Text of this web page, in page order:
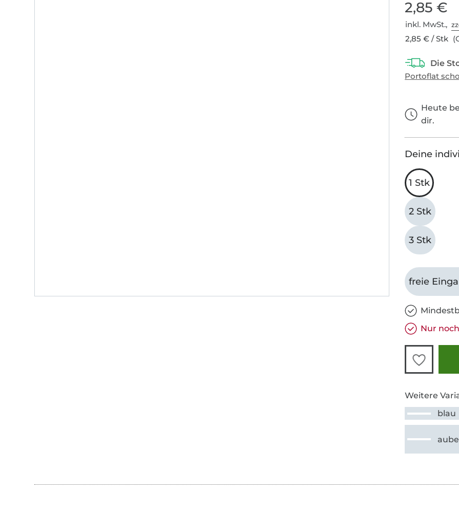
2,85 €
inkl. MwSt.,
2,85 € / Stk
Heute
dir.
Deine
1 Stk
2 Stk
3 Stk
freie
Nur
Weitere
blau